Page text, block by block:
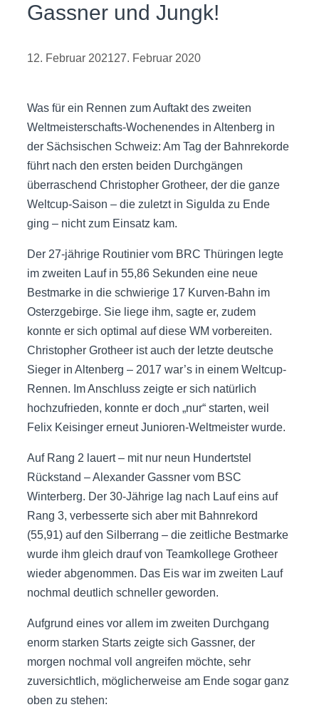
Gassner und Jungk!
12. Februar 202127. Februar 2020
Was für ein Rennen zum Auftakt des zweiten
Weltmeisterschafts-Wochenendes in Altenberg in
der Sächsischen Schweiz: Am Tag der Bahnrekorde
führt nach den ersten beiden Durchgängen
überraschend Christopher Grotheer, der die ganze
Weltcup-Saison – die zuletzt in Sigulda zu Ende
ging – nicht zum Einsatz kam.
Der 27-jährige Routinier vom BRC Thüringen legte
im zweiten Lauf in 55,86 Sekunden eine neue
Bestmarke in die schwierige 17 Kurven-Bahn im
Osterzgebirge. Sie liege ihm, sagte er, zudem
konnte er sich optimal auf diese WM vorbereiten.
Christopher Grotheer ist auch der letzte deutsche
Sieger in Altenberg – 2017 war’s in einem Weltcup-
Rennen. Im Anschluss zeigte er sich natürlich
hochzufrieden, konnte er doch „nur“ starten, weil
Felix Keisinger erneut Junioren-Weltmeister wurde.
Auf Rang 2 lauert – mit nur neun Hundertstel
Rückstand – Alexander Gassner vom BSC
Winterberg. Der 30-Jährige lag nach Lauf eins auf
Rang 3, verbesserte sich aber mit Bahnrekord
(55,91) auf den Silberrang – die zeitliche Bestmarke
wurde ihm gleich drauf von Teamkollege Grotheer
wieder abgenommen. Das Eis war im zweiten Lauf
nochmal deutlich schneller geworden.
Aufgrund eines vor allem im zweiten Durchgang
enorm starken Starts zeigte sich Gassner, der
morgen nochmal voll angreifen möchte, sehr
zuversichtlich, möglicherweise am Ende sogar ganz
oben zu stehen: